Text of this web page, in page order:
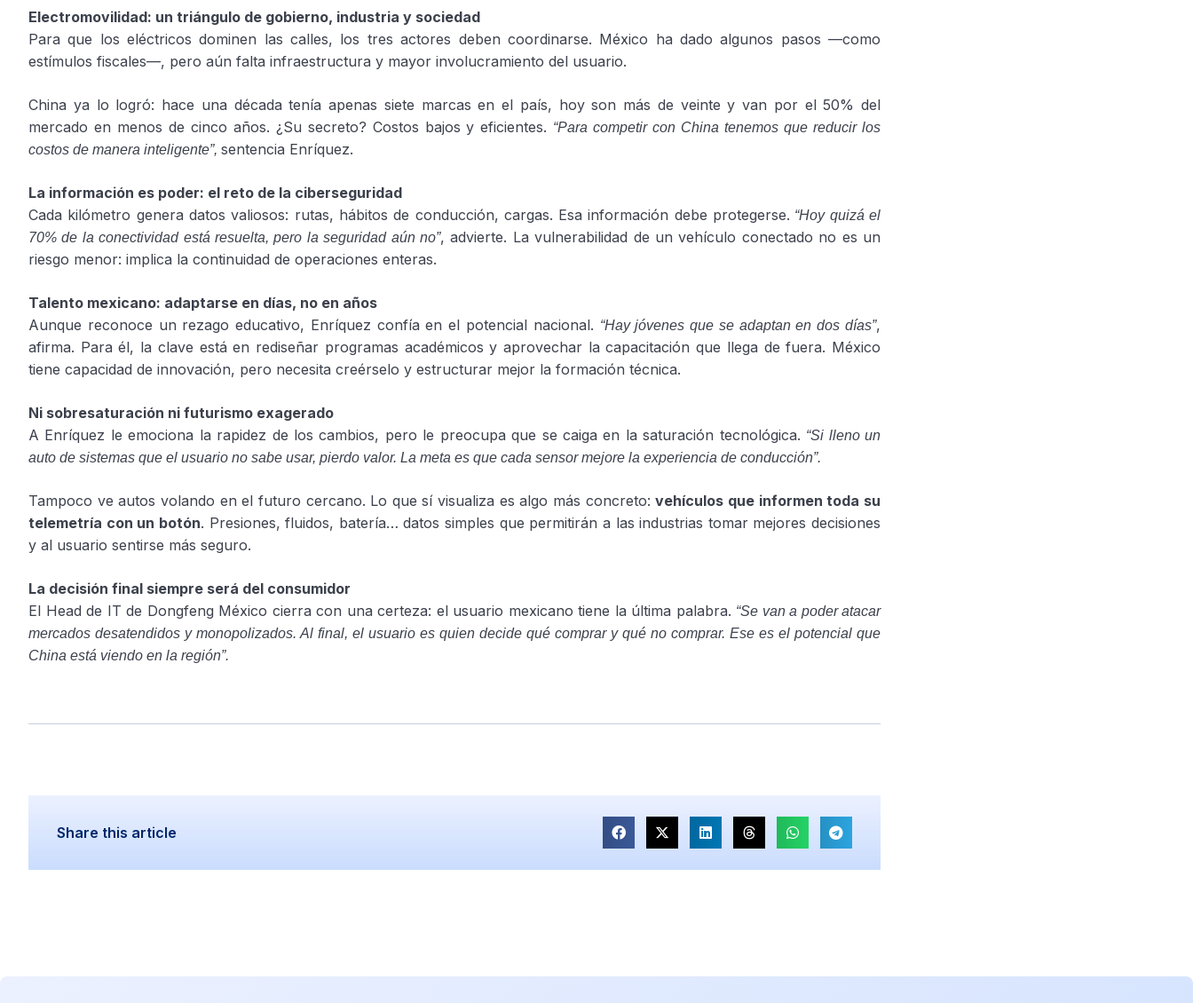
Electromovilidad: un triángulo de gobierno, industria y sociedad
Para que los eléctricos dominen las calles, los tres actores deben coordinarse. México ha dado algunos pasos —como
estímulos fiscales—, pero aún falta infraestructura y mayor involucramiento del usuario.
China ya lo logró: hace una década tenía apenas siete marcas en el país, hoy son más de veinte y van por el 50% del
mercado en menos de cinco años. ¿Su secreto? Costos bajos y eficientes. “Para competir con China tenemos que reducir los
costos de manera inteligente”, sentencia Enríquez.
La información es poder: el reto de la ciberseguridad
Cada kilómetro genera datos valiosos: rutas, hábitos de conducción, cargas. Esa información debe protegerse. “Hoy quizá el
70% de la conectividad está resuelta, pero la seguridad aún no”, advierte. La vulnerabilidad de un vehículo conectado no es un
riesgo menor: implica la continuidad de operaciones enteras.
Talento mexicano: adaptarse en días, no en años
Aunque reconoce un rezago educativo, Enríquez confía en el potencial nacional. “Hay jóvenes que se adaptan en dos días”,
afirma. Para él, la clave está en rediseñar programas académicos y aprovechar la capacitación que llega de fuera. México
tiene capacidad de innovación, pero necesita creérselo y estructurar mejor la formación técnica.
Ni sobresaturación ni futurismo exagerado
A Enríquez le emociona la rapidez de los cambios, pero le preocupa que se caiga en la saturación tecnológica. “Si lleno un
auto de sistemas que el usuario no sabe usar, pierdo valor. La meta es que cada sensor mejore la experiencia de conducción”.
Tampoco ve autos volando en el futuro cercano. Lo que sí visualiza es algo más concreto:vehículos que informen toda su
telemetría con un botón. Presiones, fluidos, batería… datos simples que permitirán a las industrias tomar mejores decisiones
y al usuario sentirse más seguro.
La decisión final siempre será del consumidor
El Head de IT de Dongfeng México cierra con una certeza: el usuario mexicano tiene la última palabra. “Se van a poder atacar
mercados desatendidos y monopolizados. Al final, el usuario es quien decide qué comprar y qué no comprar. Ese es el potencial que
China está viendo en la región”.
Share this article